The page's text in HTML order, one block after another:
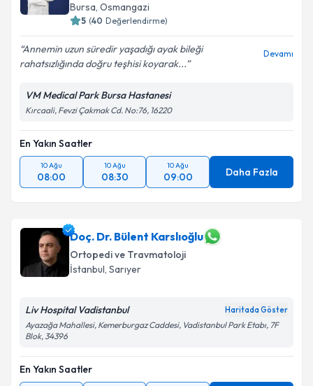
Bursa, Osmangazi
5 (40 Değerlendirme)
Annemin uzun süredir yaşadığı ayak bileği
rahatsızlığında doğru teşhisi koyarak...
Devamı
VM Medical Park Bursa Hastanesi
Kırcaali, Fevzi Çakmak Cd. No:76, 16220
En Yakın Saatler
10 Ağu
08:00
10 Ağu
08:30
10 Ağu
09:00 Daha Fazla
Doç. Dr. Bülent Karslıoğlu
Ortopedi ve Travmatoloji
İstanbul, Sarıyer
Liv Hospital Vadistanbul Haritada Göster
Ayazağa Mahallesi, Kemerburgaz Caddesi, Vadistanbul Park Etabı, 7F
Blok, 34396
En Yakın Saatler